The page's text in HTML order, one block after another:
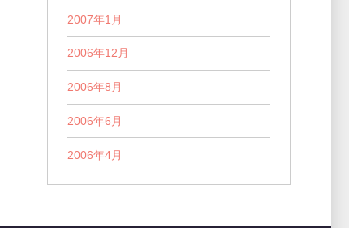
2007年1月
2006年12月
2006年8月
2006年6月
2006年4月